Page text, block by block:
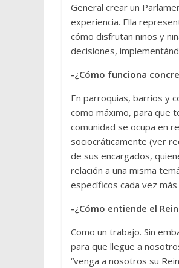
General crear un
experiencia. Ella
cómo disfrutan niños y
decisiones,
-¿Cómo funciona
En parroquias, barrios y
como máximo, para que
comunidad se ocupa en
sociocráticamente (ver
de sus encargados,
relación a una misma
específicos cada vez
-¿Cómo entiende el
Como un trabajo. Sin
para que llegue a
“venga a nosotros su